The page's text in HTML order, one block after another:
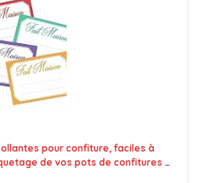
pour confiture, faciles à
de vos pots de confitures et